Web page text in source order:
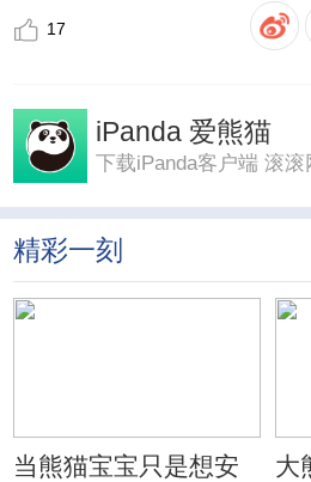
17
iPanda 爱熊猫
下载iPanda客户端 滚
精彩一刻
当熊猫宝宝只是想安
大